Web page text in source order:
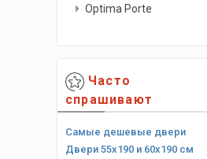
Optima Porte
Часто
спрашивают
Самые дешевые двери
Двери 55х190 и 60х190 см